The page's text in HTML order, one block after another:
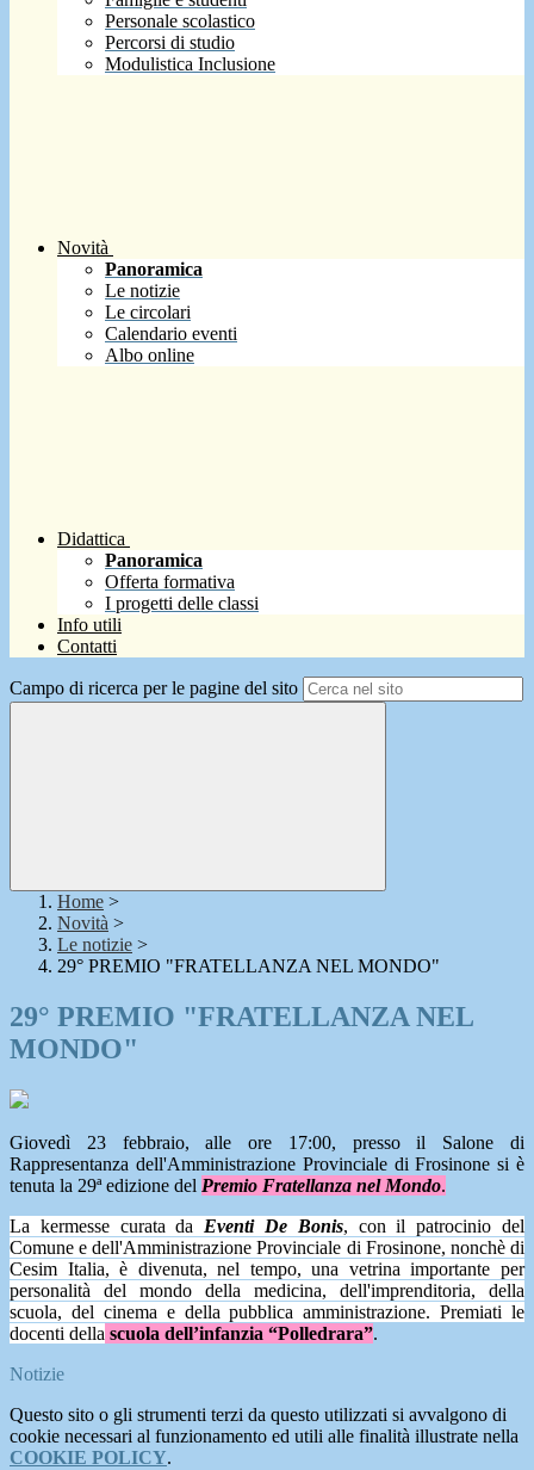
Personale scolastico
Percorsi di studio
Modulistica Inclusione
Novità
Panoramica
Le notizie
Le circolari
Calendario eventi
Albo online
Didattica
Panoramica
Offerta formativa
I progetti delle classi
Info utili
Contatti
Campo di ricerca per le pagine del sito
Home >
Novità >
Le notizie >
29° PREMIO "FRATELLANZA NEL MONDO"
29° PREMIO "FRATELLANZA NEL
MONDO"
Giovedì 23 febbraio, alle ore 17:00, presso il Salone di
Rappresentanza dell'Amministrazione Provinciale di Frosinone si è
tenuta la 29ª edizione del Premio Fratellanza nel Mondo.
La kermesse curata da Eventi De Bonis, con il patrocinio del
Comune e dell'Amministrazione Provinciale di Frosinone, nonchè di
Cesim Italia, è divenuta, nel tempo, una vetrina importante per
personalità del mondo della medicina, dell'imprenditoria, della
scuola, del cinema e della pubblica amministrazione. Premiati le
docenti della scuola dell’infanzia “Polledrara”.
Notizie
Questo sito o gli strumenti terzi da questo utilizzati si avvalgono di
cookie necessari al funzionamento ed utili alle finalità illustrate nella
COOKIE POLICY.